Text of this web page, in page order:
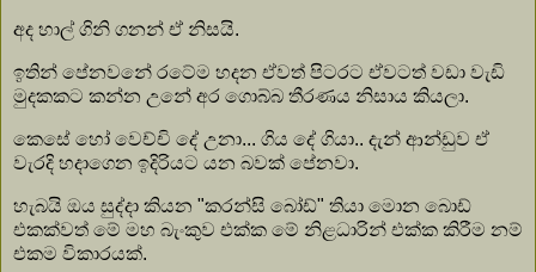
අද හාල් ගිනි ගනන් ඒ නිසයි.
ඉතින් පේනවනේ රටේම හදන ඒවත් පිටරට ඒවටත් වඩා වැඩි
මුදකකට කන්න උනේ අර ගොබ්බ තීරණය නිසාය කියලා.
කෙසේ හෝ වෙච්චි දේ උනා... ගිය දේ ගියා.. දැන් ආන්ඩුව ඒ
වැරදි හදාගෙන ඉදිරියට යන බවක් පේනවා.
හැබයි ඔය සුද්දා කියන "කරන්සි බෝඩ්" තියා මොන බොඩ්
එකක්වත් මේ මහ බැංකුව එක්ක මේ නිළධාරින් එක්ක කිරීම නම්
එකම විකාරයක්.